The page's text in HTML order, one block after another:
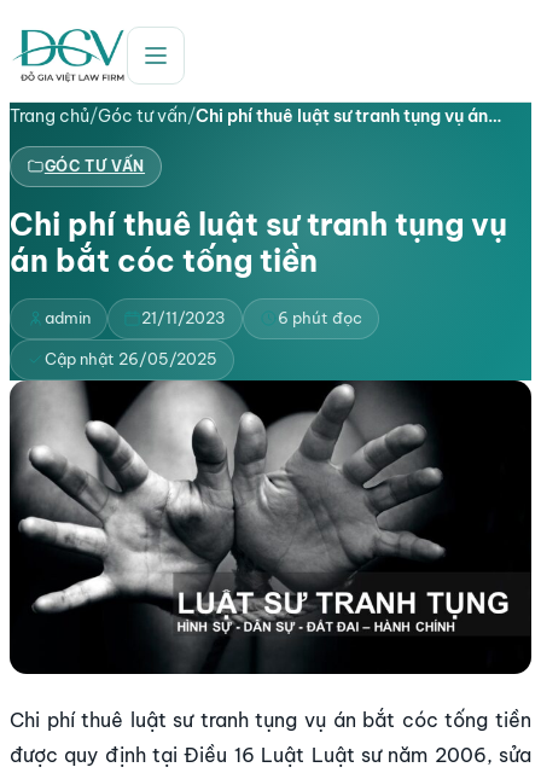
Trang chủ/Góc tư vấn/Chi phí thuê luật sư tranh tụng vụ án…
GÓC TƯ VẤN
Chi phí thuê luật sư tranh tụng vụ
án bắt cóc tống tiền
admin 21/11/2023 6 phút đọc
Cập nhật 26/05/2025
Chi phí thuê luật sư tranh tụng vụ án bắt cóc tống tiền
được quy định tại Điều 16 Luật Luật sư năm 2006, sửa